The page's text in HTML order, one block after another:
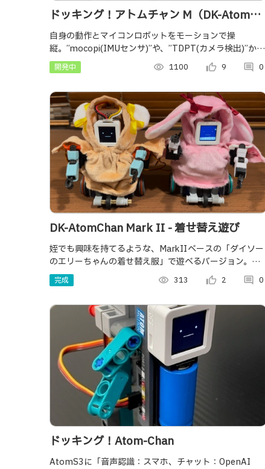
ドッキング！アトムチャン M（DK-Atom
Chan M）
自身の動作とマイコンロボットをモーションで操
縦。”mocopi(IMUセンサ)”や、”TDPT(カメラ検出)”から
送られてくるOSC座標データを使用。モノづくり支援を
受けた2体目と同時操作可能になった
開発中 visibility 1100 thumb_up_alt 9 comment 0
DK-AtomChan Mark Ⅱ - 着せ替え遊び
姪でも興味を持てるような、MarkⅡベースの「ダイソー
のエリーちゃんの着せ替え服」で遊べるバージョン。ま
たオフライン音声認識センサーに声をかけると、キビキ
ビ反応してくれます。
完成 visibility 313 thumb_up_alt 2 comment 0
ドッキング！Atom-Chan
AtomS3に「音声認識：スマホ、チャット：OpenAI